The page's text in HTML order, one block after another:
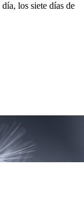
los siete días de